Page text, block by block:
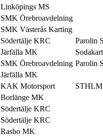
Linköpings MS
SMK Örebroavdelning
SMK Västerås Karting
Södertälje KRC
Parolin
Järfälla MK
SMK Örebroavdelning Parolin
Järfälla MK
KAK Motorsport
Borlänge MK
Södertälje KRC
Södertälje KRC
Rasbo MK